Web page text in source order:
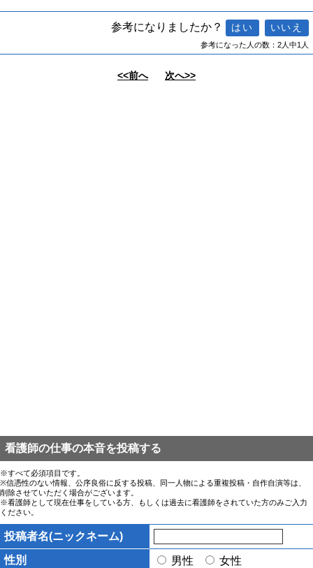
参考になりましたか？
参考になった人の数：2人中1人
<<前へ 次へ>>
看護師の仕事の本音を投稿する
※すべて必須項目です。
※信憑性のない情報、公序良俗に反する投稿、同一人物による重複投稿・自作自演等は、
削除させていただく場合がございます。
※看護師として現在仕事をしている方、もしくは過去に看護師をされていた方のみご入力
ください。
投稿者名(ニックネーム)
性別
男性
女性